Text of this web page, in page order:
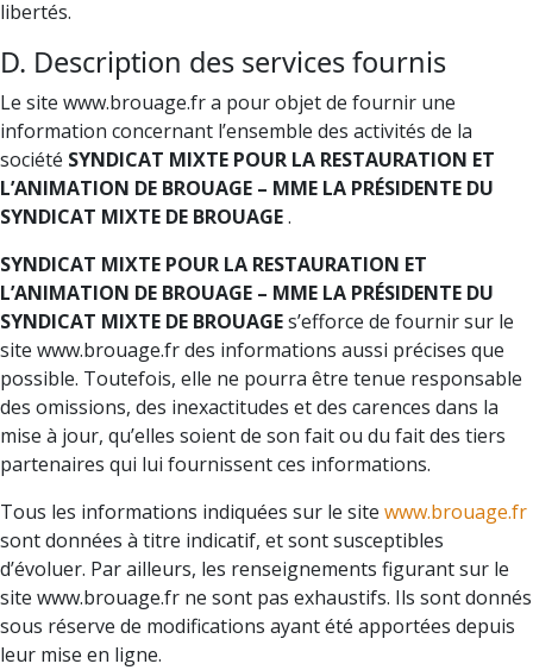
libertés.
D. Description des services fournis
Le site www.brouage.fr a pour objet de fournir une
information concernant l’ensemble des activités de la
société SYNDICAT MIXTE POUR LA RESTAURATION ET
L’ANIMATION DE BROUAGE – MME LA PRÉSIDENTE DU
SYNDICAT MIXTE DE BROUAGE.
SYNDICAT MIXTE POUR LA RESTAURATION ET
L’ANIMATION DE BROUAGE – MME LA PRÉSIDENTE DU
SYNDICAT MIXTE DE BROUAGEs’efforce de fournir sur le
site www.brouage.fr des informations aussi précises que
possible. Toutefois, elle ne pourra être tenue responsable
des omissions, des inexactitudes et des carences dans la
mise à jour, qu’elles soient de son fait ou du fait des tiers
partenaires qui lui fournissent ces informations.
Tous les informations indiquées sur le site www.brouage.fr
sont données à titre indicatif, et sont susceptibles
d’évoluer. Par ailleurs, les renseignements figurant sur le
site www.brouage.fr ne sont pas exhaustifs. Ils sont donnés
sous réserve de modifications ayant été apportées depuis
leur mise en ligne.